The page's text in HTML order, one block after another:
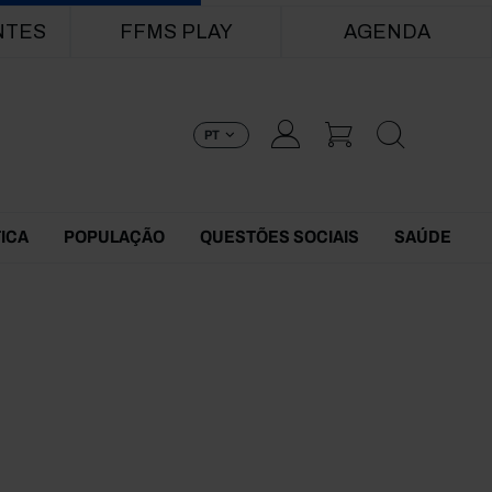
FFMS PLAY AGENDA
PT
POPULAÇÃO QUESTÕES SOCIAIS SAÚDE